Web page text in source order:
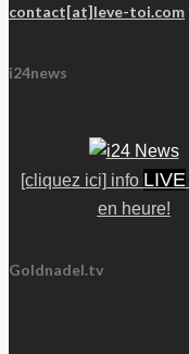
contact[at]leve-toi.com
i24news
[cliquez ici] info LIVE
en heure!
Goldnadel.tv